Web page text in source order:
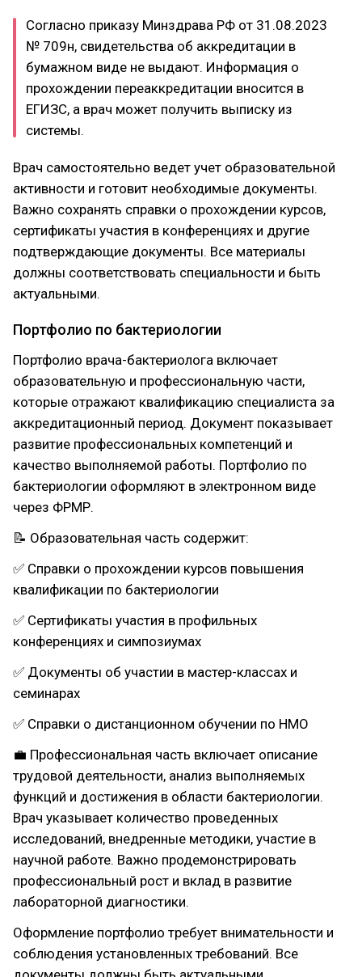
Согласно приказу Минздрава РФ от 31.08.2023
№ 709н, свидетельства об аккредитации в
бумажном виде не выдают. Информация о
прохождении переаккредитации вносится в
ЕГИЗС, а врач может получить выписку из
системы.
Врач самостоятельно ведет учет образовательной
активности и готовит необходимые документы.
Важно сохранять справки о прохождении курсов,
сертификаты участия в конференциях и другие
подтверждающие документы. Все материалы
должны соответствовать специальности и быть
актуальными.
Портфолио по бактериологии
Портфолио врача-бактериолога включает
образовательную и профессиональную части,
которые отражают квалификацию специалиста за
аккредитационный период. Документ показывает
развитие профессиональных компетенций и
качество выполняемой работы. Портфолио по
бактериологии оформляют в электронном виде
через ФРМР.
📝 Образовательная часть содержит:
✅ Справки о прохождении курсов повышения
квалификации по бактериологии
✅ Сертификаты участия в профильных
конференциях и симпозиумах
✅ Документы об участии в мастер-классах и
семинарах
✅ Справки о дистанционном обучении по НМО
💼 Профессиональная часть включает описание
трудовой деятельности, анализ выполняемых
функций и достижения в области бактериологии.
Врач указывает количество проведенных
исследований, внедренные методики, участие в
научной работе. Важно продемонстрировать
профессиональный рост и вклад в развитие
лабораторной диагностики.
Оформление портфолио требует внимательности и
соблюдения установленных требований. Все